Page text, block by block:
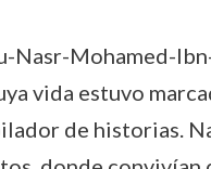
Nasr-Mohamed-
vida estuvo
de historias.